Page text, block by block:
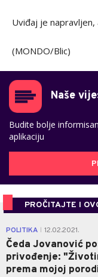
Uviđaj je
(MONDO/Blic)
Naše
Budite bolje
aplikaciju
PROČITAJTE I
POLITIKA 12.02.2021.
Čeda Jovanović
privođenje:
prema mojoj